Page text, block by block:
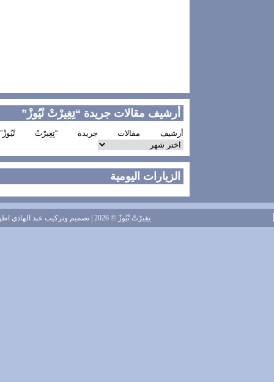
أرشيف مقالات جريدة “تِغِيرْتْ نْيُوزْ”
أرشيف مقالات جريدة “تِغِيرْتْ نْيُوزْ”
الزيارات اليومية
تِغِيرْتْ نْيُوزْ© 2026 | تصميم وتركيب عبد الهادي اطويل